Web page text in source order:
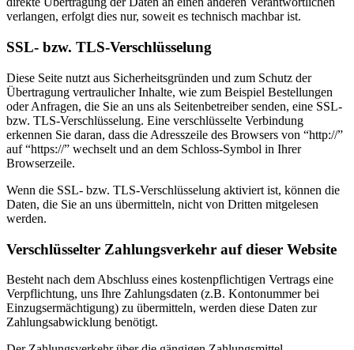
verlangen, erfolgt dies nur, soweit es technisch machbar ist.
SSL- bzw. TLS-Verschlüsselung
Diese Seite nutzt aus Sicherheitsgründen und zum Schutz der
Übertragung vertraulicher Inhalte, wie zum Beispiel Bestellungen
oder Anfragen, die Sie an uns als Seitenbetreiber senden, eine SSL-
bzw. TLS-Verschlüsselung. Eine verschlüsselte Verbindung
erkennen Sie daran, dass die Adresszeile des Browsers von “http://”
auf “https://” wechselt und an dem Schloss-Symbol in Ihrer
Browserzeile.
Wenn die SSL- bzw. TLS-Verschlüsselung aktiviert ist, können die
Daten, die Sie an uns übermitteln, nicht von Dritten mitgelesen
werden.
Verschlüsselter Zahlungsverkehr auf dieser Website
Besteht nach dem Abschluss eines kostenpflichtigen Vertrags eine
Verpflichtung, uns Ihre Zahlungsdaten (z.B. Kontonummer bei
Einzugsermächtigung) zu übermitteln, werden diese Daten zur
Zahlungsabwicklung benötigt.